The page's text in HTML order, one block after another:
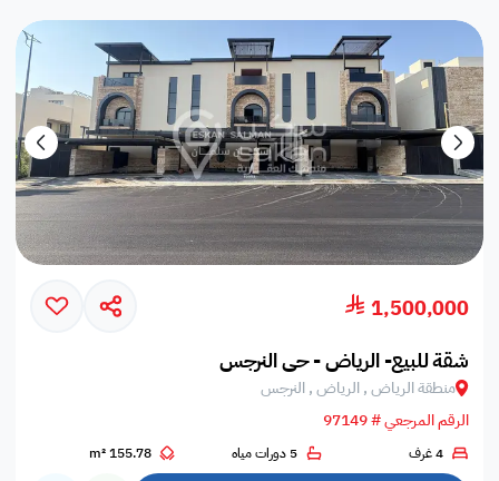
1,500,000
شقة للبيع- الرياض - حي النرجس
منطقة الرياض , الرياض , النرجس
الرقم المرجعي # 97149
4 غرف 5 دورات مياه 155.78 m²